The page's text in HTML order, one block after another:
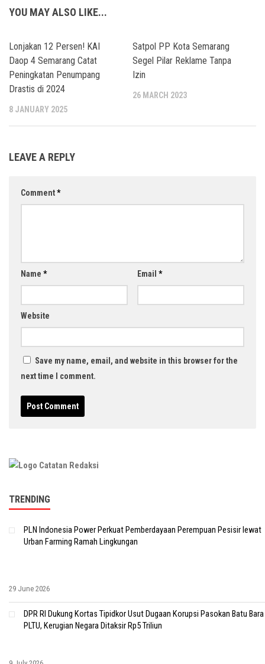
YOU MAY ALSO LIKE...
Lonjakan 12 Persen! KAI
Daop 4 Semarang Catat
Peningkatan Penumpang
Drastis di 2024
8 JANUARY 2025
Satpol PP Kota Semarang
Segel Pilar Reklame Tanpa
Izin
26 MARCH 2023
LEAVE A REPLY
Comment*
Name * Email *
Website
Save my name, email, and website in this browser for the
next time I comment.
TRENDING
PLN Indonesia Power Perkuat Pemberdayaan Perempuan Pesisir lewat
Urban Farming Ramah Lingkungan
29 June 2026
DPR RI Dukung Kortas Tipidkor Usut Dugaan Korupsi Pasokan Batu Bara
PLTU, Kerugian Negara Ditaksir Rp5 Triliun